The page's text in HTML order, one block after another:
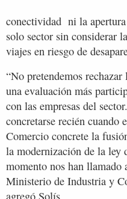
conectividad ni la apertura
solo sector sin considerar
viajes en riesgo de
“No pretendemos
una evaluación más
con las empresas del
concretarse recién
Comercio concrete la
la modernización de la ley
momento nos han llamado
Ministerio de Industria y
agregó Solís.